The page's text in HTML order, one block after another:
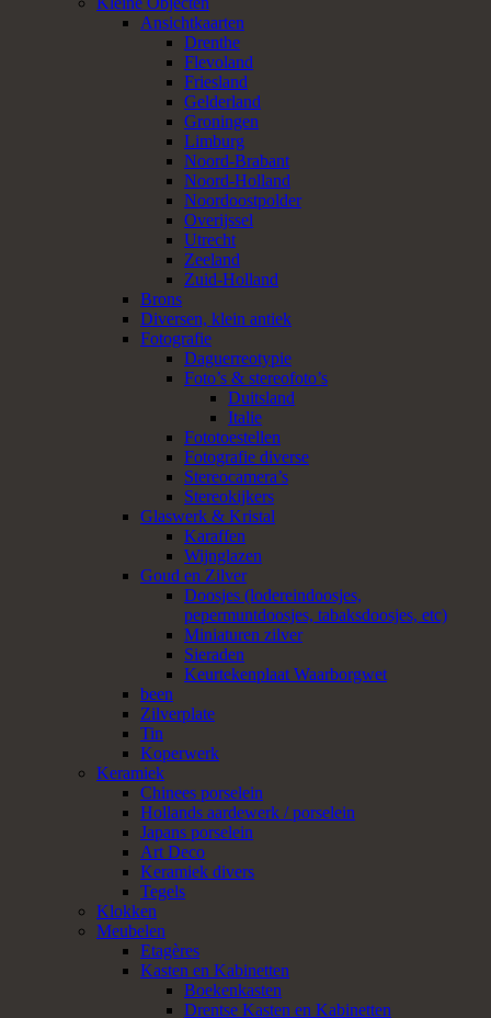
Ansichtkaarten
Drenthe
Flevoland
Friesland
Gelderland
Groningen
Limburg
Noord-Brabant
Noord-Holland
Noordoostpolder
Overijssel
Utrecht
Zeeland
Zuid-Holland
Brons
Diversen, klein antiek
Fotografie
Daguerreotypie
Foto’s & stereofoto’s
Duitsland
Italie
Fototoestellen
Fotografie diverse
Stereocamera’s
Stereokijkers
Glaswerk & Kristal
Karaffen
Wijnglazen
Goud en Zilver
Doosjes (lodereindoosjes,
pepermuntdoosjes, tabaksdoosjes, etc)
Miniaturen zilver
Sieraden
Keurtekenplaat Waarborgwet
been
Zilverplate
Tin
Koperwerk
Keramiek
Chinees porselein
Hollands aardewerk / porselein
Japans porselein
Art Deco
Keramiek divers
Tegels
Klokken
Meubelen
Etagères
Kasten en Kabinetten
Boekenkasten
Drentse Kasten en Kabinetten